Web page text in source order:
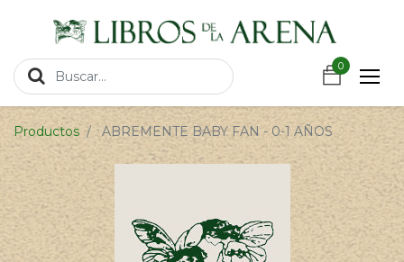
0
0
Productos ABREMENTE BABY FAN - 0-1 AÑOS